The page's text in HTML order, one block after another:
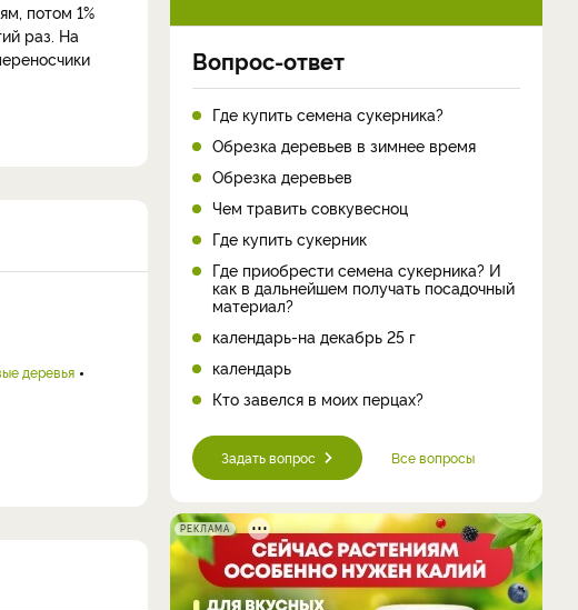
потом 1%
раз. На
деревья
Вопрос-ответ
Где купить семена сукерника?
Обрезка деревьев в зимнее время
Обрезка деревьев
Чем травить совкувесноц
Где купить сукерник
Где приобрести семена сукерника? И
как в дальнейшем получать посадочный
материал?
календарь-на декабрь 25 г
календарь
Кто завелся в моих перцах?
Задать вопрос Все вопросы
РЕКЛАМА